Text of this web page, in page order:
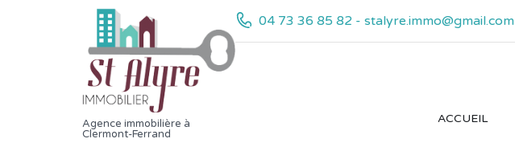
Agence immobilière à
Clermont-Ferrand
04 73 36 85 82 - stalyre.immo@gmail.com
ACCUEIL